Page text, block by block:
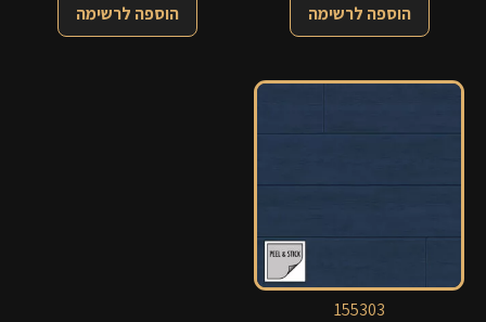
הוספה לרשימה הוספה לרשימה
155303